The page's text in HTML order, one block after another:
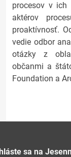
procesov v
aktérov
proaktívnosť.
vedie odbor
otázky z
občanmi a
Foundation a
sa na